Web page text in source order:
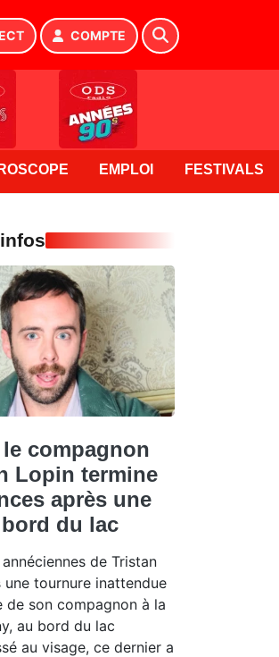
COMPTE
EMPLOI FESTIVALS
compagnon
Lopin termine
après une
du lac
de Tristan
tournure inattendue
de son compagnon à la
au bord du lac
au visage, ce dernier a